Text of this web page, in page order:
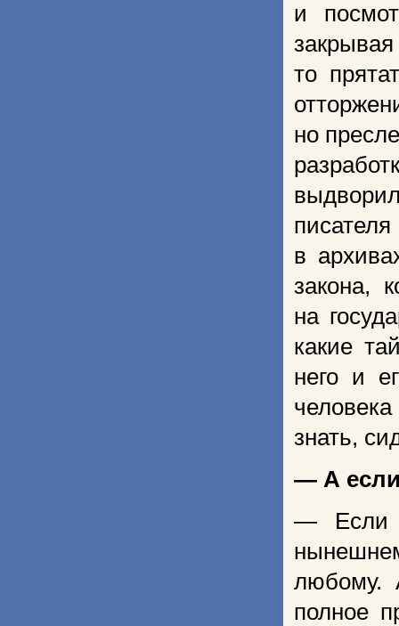
и
то
но
в
закона,
на
какие
него и
знать,
— А если
— Если
любому.
полное